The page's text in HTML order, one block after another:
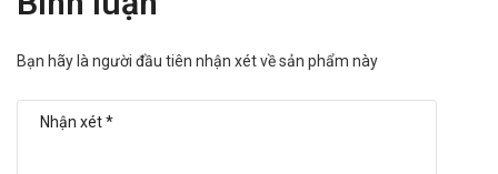
itraconazole có thể ảnh hưởng đến mức độ hấp thu và
Sử dụng đồng thời thuốc chống trầm cảm thuộc nhóm ức
chế monoamine oxidase hoặc SSRI cần được giám sát y
tế để phòng nguy cơ phản ứng không mong muốn.
Bạn hãy là người đầu tiên nhận xét về sản phẩm này